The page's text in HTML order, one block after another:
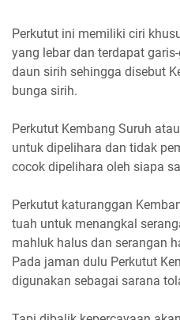
Perkutut ini memiliki ciri
yang lebar dan terdapat
daun sirih sehingga disebut
bunga sirih.
Perkutut Kembang Suruh
untuk dipelihara dan tidak
cocok dipelihara oleh siapa
Perkutut katuranggan
tuah untuk menangkal
mahluk halus dan serangan
Pada jaman dulu Perkutut
digunakan sebagai sarana